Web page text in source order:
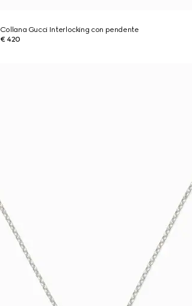
Collana Gucci Interlocking con pendente
€ 420